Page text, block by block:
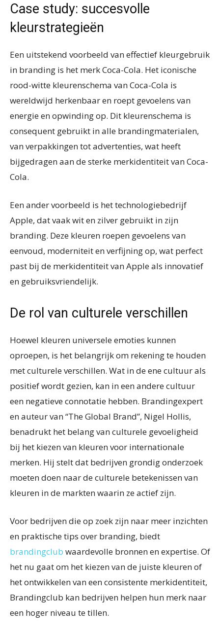
Case study: succesvolle
kleurstrategieën
Een uitstekend voorbeeld van effectief kleurgebruik
in branding is het merk Coca-Cola. Het iconische
rood-witte kleurenschema van Coca-Cola is
wereldwijd herkenbaar en roept gevoelens van
energie en opwinding op. Dit kleurenschema is
consequent gebruikt in alle brandingmaterialen,
van verpakkingen tot advertenties, wat heeft
bijgedragen aan de sterke merkidentiteit van Coca-
Cola.
Een ander voorbeeld is het technologiebedrijf
Apple, dat vaak wit en zilver gebruikt in zijn
branding. Deze kleuren roepen gevoelens van
eenvoud, moderniteit en verfijning op, wat perfect
past bij de merkidentiteit van Apple als innovatief
en gebruiksvriendelijk.
De rol van culturele verschillen
Hoewel kleuren universele emoties kunnen
oproepen, is het belangrijk om rekening te houden
met culturele verschillen. Wat in de ene cultuur als
positief wordt gezien, kan in een andere cultuur
een negatieve connotatie hebben. Brandingexpert
en auteur van “The Global Brand”, Nigel Hollis,
benadrukt het belang van culturele gevoeligheid
bij het kiezen van kleuren voor internationale
merken. Hij stelt dat bedrijven grondig onderzoek
moeten doen naar de culturele betekenissen van
kleuren in de markten waarin ze actief zijn.
Voor bedrijven die op zoek zijn naar meer inzichten
en praktische tips over branding, biedt
brandingclub waardevolle bronnen en expertise. Of
het nu gaat om het kiezen van de juiste kleuren of
het ontwikkelen van een consistente merkidentiteit,
Brandingclub kan bedrijven helpen hun merk naar
een hoger niveau te tillen.